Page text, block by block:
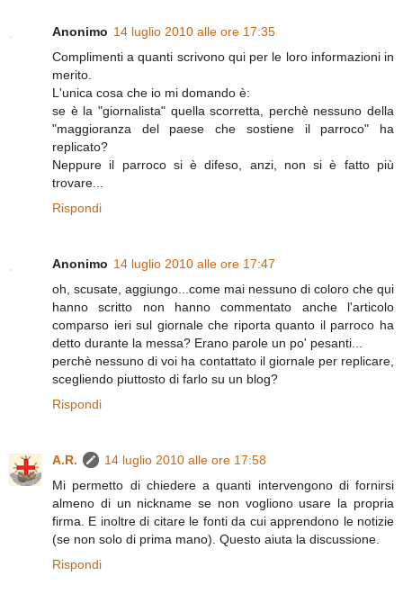
Anonimo 14 luglio 2010 alle ore 17:35
Complimenti a quanti scrivono qui per le loro informazioni in
merito.
L'unica cosa che io mi domando è:
se è la "giornalista" quella scorretta, perchè nessuno della
"maggioranza del paese che sostiene il parroco" ha
replicato?
Neppure il parroco si è difeso, anzi, non si è fatto più
trovare...
Rispondi
Anonimo 14 luglio 2010 alle ore 17:47
oh, scusate, aggiungo...come mai nessuno di coloro che qui
hanno scritto non hanno commentato anche l'articolo
comparso ieri sul giornale che riporta quanto il parroco ha
detto durante la messa? Erano parole un po' pesanti...
perchè nessuno di voi ha contattato il giornale per replicare,
scegliendo piuttosto di farlo su un blog?
Rispondi
A.R.
14 luglio 2010 alle ore 17:58
Mi permetto di chiedere a quanti intervengono di fornirsi
almeno di un nickname se non vogliono usare la propria
firma. E inoltre di citare le fonti da cui apprendono le notizie
(se non solo di prima mano). Questo aiuta la discussione.
Rispondi